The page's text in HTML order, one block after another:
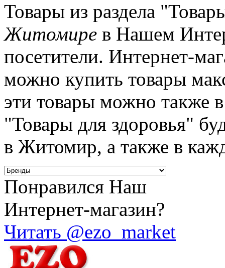
Товары из раздела
Житомире в Нашем
посетители. Интернет-
можно купить товары
эти товары можно также
"Товары для здоровья"
в Житомир, а также в
Понравился Наш
Интернет-магазин?
Читать @ezo_market